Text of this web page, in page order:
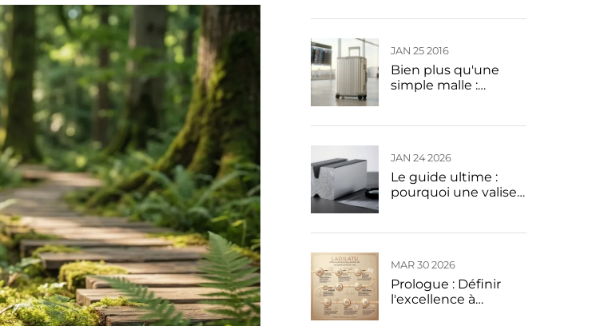
personnalisation
prochaine
génération de
bagages en
JAN 25 2016
Bien plus qu'une
simple malle :
devenue le symbole
discret
JAN 24 2026
Le guide ultime :
pourquoi une valise
magnésium
investissement
judicieux en coque
rigide pour votre
MAR 30 2026
Prologue : Définir
l'excellence à